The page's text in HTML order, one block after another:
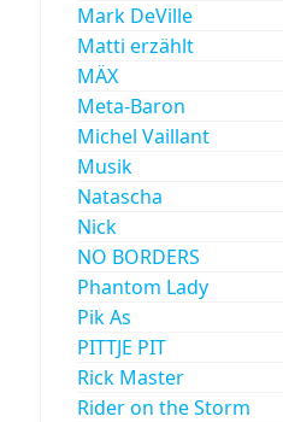
Mark DeVille
Matti erzählt
MÄX
Meta-Baron
Michel Vaillant
Musik
Natascha
Nick
NO BORDERS
Phantom Lady
Pik As
PITTJE PIT
Rick Master
Rider on the Storm